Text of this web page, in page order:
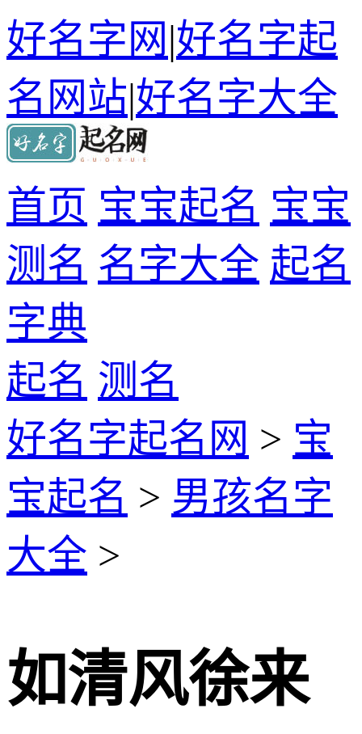
好名字网|好名字起
名网站|好名字大全
首页 宝宝起名 宝宝
测名 名字大全 起名
字典
起名 测名
好名字起名网 > 宝
宝起名 > 男孩名字
大全 >
如清风徐来